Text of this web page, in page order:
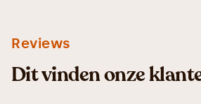
Reviews
Dit vinden onze